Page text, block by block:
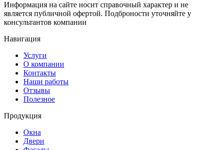
Информация на сайте носит справочный характер и не
является публичной офертой. Подброности уточняйте у
консультантов компании
Навигация
Услуги
О компании
Контакты
Наши работы
Отзывы
Полезное
Продукция
Окна
Двери